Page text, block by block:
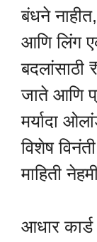
बंधने
आणि लिंग
जाते आणि
मर्यादा
विशेष
माहिती
आधार